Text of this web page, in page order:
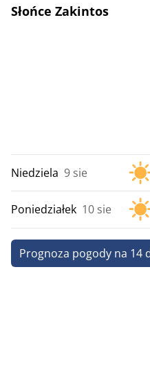
Słońce Zakintos
Niedziela 9 sie
Poniedziałek 10 sie
Prognoza pogody na 14